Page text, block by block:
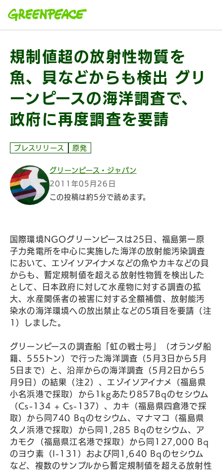
規制値超の放射性物質を
魚、貝などからも検出 グリ
ーンピースの海洋調査で、
政府に再度調査を要請
プレスリリース 原発
グリーンピース・ジャパン
2011年05月26日
この投稿は約5分で読めます。
国際環境NGOグリーンピースは25日、福島第一原
子力発電所を中心に実施した海洋の放射能汚染調査
において、エゾイソアイナメなどの魚やカキなどの貝
からも、暫定規制値を超える放射性物質を検出した
として、日本政府に対して水産物に対する調査の拡
大、水産関係者の被害に対する全額補償、放射能汚
染水の海洋環境への放出禁止などの5項目を要請（注
1）しました。
グリーンピースの調査船「虹の戦士号」（オランダ船
籍、555トン）で行った海洋調査（5月3日から5月
5日まで）と、沿岸からの海洋調査（5月2日から5
月9日）の結果（注2）、エゾイソアイナメ（福島県
小名浜港で採取）から1kgあたり857Bqのセシウム
（Cs-134 + Cs-137）、カキ（福島県四倉港で採
取）から同740 Bqのセシウム、マナマコ（福島県
久ノ浜港で採取）から同1,285 Bqのセシウム、ア
カモク（福島県江名港で採取）から同127,000 Bq
のヨウ素（I-131）および同1,640 Bqのセシウム
など、複数のサンプルから暫定規制値を超える放射性